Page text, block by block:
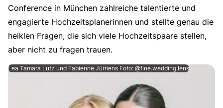
Redakteurin Ulrike traf auf der diesjährigen Monara
Conference in München zahlreiche talentierte und
engagierte Hochzeitsplanerinnen und stellte genau die
heiklen Fragen, die sich viele Hochzeitspaare stellen,
aber nicht zu fragen trauen.
Lea Tamara Lutz und Fabienne Jürriens Foto: @fine.wedding.lens